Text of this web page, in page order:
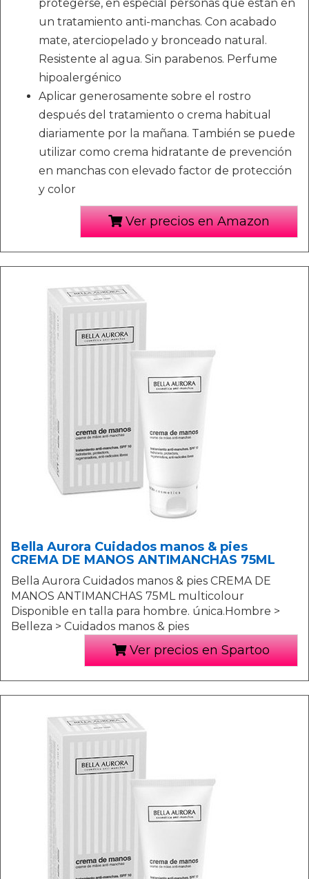
protegerse, en especial personas que están en
un tratamiento anti-manchas. Con acabado
mate, aterciopelado y bronceado natural.
Resistente al agua. Sin parabenos. Perfume
hipoalergénico
Aplicar generosamente sobre el rostro
después del tratamiento o crema habitual
diariamente por la mañana. También se puede
utilizar como crema hidratante de prevención
en manchas con elevado factor de protección
y color
Ver precios en Amazon
Bella Aurora Cuidados manos & pies
CREMA DE MANOS ANTIMANCHAS 75ML
Bella Aurora Cuidados manos & pies CREMA DE
MANOS ANTIMANCHAS 75ML multicolour
Disponible en talla para hombre. única.Hombre >
Belleza > Cuidados manos & pies
Ver precios en Spartoo